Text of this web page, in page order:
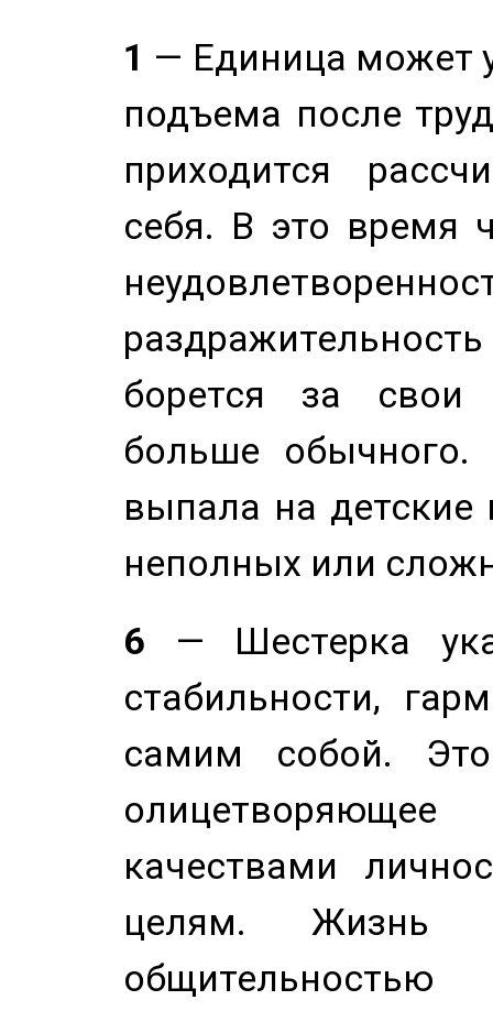
1 — Единица может
подъема после
приходится
себя. В это время
борется за свои
больше
выпала на детские
неполных или
6 — Шестерка
стабильности,
самим собой.
качествами
целям. Жизнь